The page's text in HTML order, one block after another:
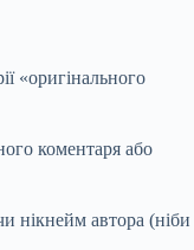
«оригінального
коментаря або
нікнейм автора (ніби